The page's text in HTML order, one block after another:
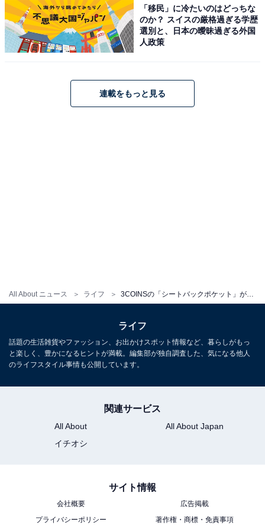
All About ニュース ライフ
フック付きのピンチを使うとマスクかけになる
左の部分はゴムひもが付いているため、ペンを刺すこと
「移民」に冷たいのはどっちな
のか？ スイスの厳格過ぎる学歴
選別と、日本の曖昧過ぎる外国
人政策
連載をもっと見る
ライフ
話題の生活雑貨やファッション、お出かけスポット情報など、暮らしがもっ
と楽しく、豊かになるヒントが満載。編集部が独自調査した、気になる他人
のライフスタイル事情も公開しています。
関連サービス
All About
All About Japan
イチオシ
サイト情報
会社概要
広告掲載
プライバシーポリシー
著作権・商標・免責事項